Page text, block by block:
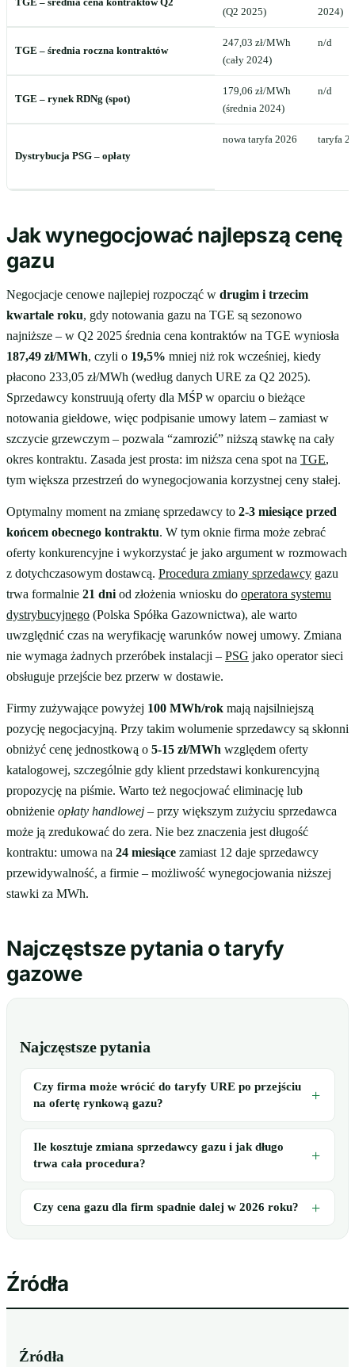
(Q2 2025)
2024)
TGE – średnia roczna kontraktów
247,03 zł/MWh
(cały 2024)
n/d
TGE – rynek RDNg (spot)
179,06 zł/MWh
(średnia 2024)
n/d
Dystrybucja PSG – opłaty
nowa taryfa 2026 taryfa
Jak wynegocjować najlepszą cenę
gazu
Negocjacje cenowe najlepiej rozpocząć w drugim i trzecim
kwartale roku, gdy notowania gazu na TGE są sezonowo
najniższe – w Q2 2025 średnia cena kontraktów na TGE wyniosła
187,49 zł/MWh, czyli o 19,5% mniej niż rok wcześniej, kiedy
płacono 233,05 zł/MWh (według danych URE za Q2 2025).
Sprzedawcy konstruują oferty dla MŚP w oparciu o bieżące
notowania giełdowe, więc podpisanie umowy latem – zamiast w
szczycie grzewczym – pozwala “zamrozić” niższą stawkę na cały
okres kontraktu. Zasada jest prosta: im niższa cena spot na TGE,
tym większa przestrzeń do wynegocjowania korzystnej ceny stałej.
Optymalny moment na zmianę sprzedawcy to 2-3 miesiące przed
końcem obecnego kontraktu. W tym oknie firma może zebrać
oferty konkurencyjne i wykorzystać je jako argument w rozmowach
z dotychczasowym dostawcą. Procedura zmiany sprzedawcy gazu
trwa formalnie 21 dni od złożenia wniosku do operatora systemu
dystrybucyjnego (Polska Spółka Gazownictwa), ale warto
uwzględnić czas na weryfikację warunków nowej umowy. Zmiana
nie wymaga żadnych przeróbek instalacji – PSG jako operator sieci
obsługuje przejście bez przerw w dostawie.
Firmy zużywające powyżej 100 MWh/rok mają najsilniejszą
pozycję negocjacyjną. Przy takim wolumenie sprzedawcy są skłonni
obniżyć cenę jednostkową o 5-15 zł/MWh względem oferty
katalogowej, szczególnie gdy klient przedstawi konkurencyjną
propozycję na piśmie. Warto też negocjować eliminację lub
obniżenie opłaty handlowej – przy większym zużyciu sprzedawca
może ją zredukować do zera. Nie bez znaczenia jest długość
kontraktu: umowa na 24 miesiące zamiast 12 daje sprzedawcy
przewidywalność, a firmie – możliwość wynegocjowania niższej
stawki za MWh.
Najczęstsze pytania o taryfy
gazowe
Najczęstsze pytania
Czy firma może wrócić do taryfy URE po przejściu
na ofertę rynkową gazu?
Ile kosztuje zmiana sprzedawcy gazu i jak długo
trwa cała procedura?
Czy cena gazu dla firm spadnie dalej w 2026 roku?
Źródła
Źródła